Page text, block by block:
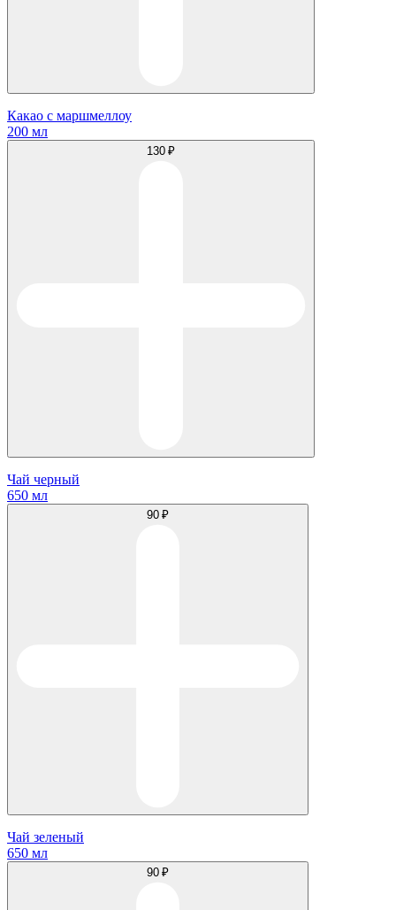
Какао с маршмеллоу
200 мл
130 ₽
Чай черный
650 мл
90 ₽
Чай зеленый
650 мл
90 ₽